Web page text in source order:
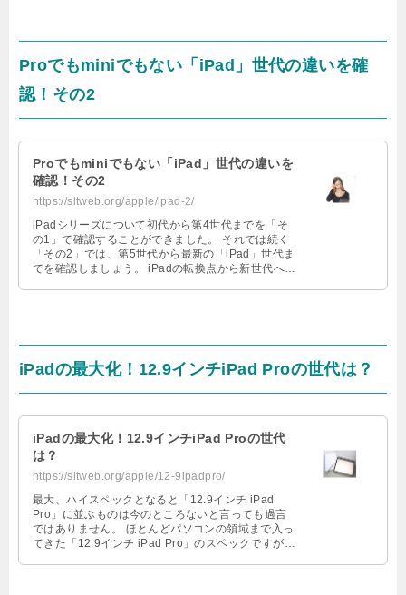
Proでもminiでもない「iPad」世代の違いを確
認！その2
Proでもminiでもない「iPad」世代の違いを
確認！その2
https://sltweb.org/apple/ipad-2/
iPadシリーズについて初代から第4世代までを「そ
の1」で確認することができました。 それでは続く
「その2」では、第5世代から最新の「iPad」世代ま
でを確認しましょう。 iPadの転換点から新世代へ
iPadの最大化！12.9インチiPad Proの世代は？
iPadの最大化！12.9インチiPad Proの世代
は？
https://sltweb.org/apple/12-9ipadpro/
最大、ハイスペックとなると「12.9インチ iPad
Pro」に並ぶものは今のところないと言っても過言
ではありません。 ほとんどパソコンの領域まで入っ
てきた「12.9インチ iPad Pro」のスペックですが、